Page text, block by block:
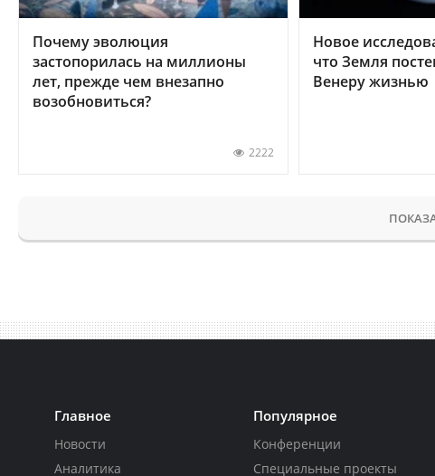
Почему эволюция
застопорилась на миллионы
лет, прежде чем внезапно
возобновиться?
2222
Новое
что Земля
Венеру жизнью
Главное
Новости
Аналитика
Популярное
Конференции
Специальные проекты